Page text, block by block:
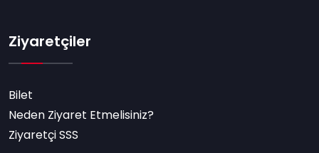
Ziyaretçiler
Bilet
Neden Ziyaret Etmelisiniz?
Ziyaretçi SSS